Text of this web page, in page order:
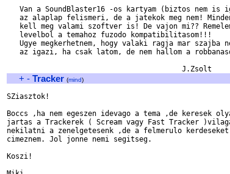
Van a SoundBlaster16 -os kartyam (biztos nem is
az alaplap felismeri, de a jatekok meg nem!
kell meg valami szoftver is! De vajon mi??
   levelbol a temahoz fuzodo kompatibilitasom!!!
Ugye megkerhetnem, hogy valaki ragja mar szajba
az igazi, ha csak latom, de nem hallom a
+ - Tracker (mind)
SZiasztok!
Boccs ,ha nem egeszen idevago a tema ,de keresek
jartas a Trackerek ( Scream vagy Fast Tracker
nekilatni a zenelgetesenk ,de a felmerulo
cimeznem. Jol jonne nemi segitseg.
Koszi!